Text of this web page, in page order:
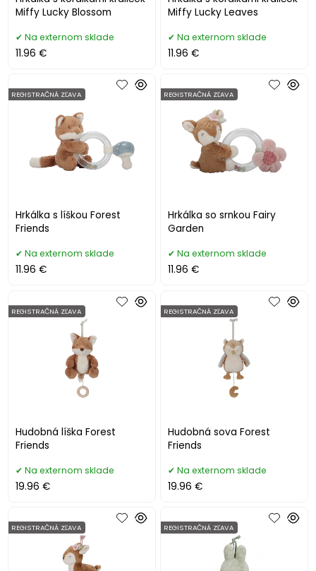
Miffy Lucky Blossom
Na externom sklade
11.96 €
Miffy Lucky Leaves
Na externom sklade
11.96 €
Hrkálka s líškou Forest
Friends
REGISTRAČNÁ ZĽAVA
Na externom sklade
11.96 €
Hrkálka so srnkou Fairy
Garden
REGISTRAČNÁ ZĽAVA
Na externom sklade
11.96 €
Hudobná líška Forest
Friends
REGISTRAČNÁ ZĽAVA
Na externom sklade
19.96 €
Hudobná sova Forest
Friends
REGISTRAČNÁ ZĽAVA
Na externom sklade
19.96 €
REGISTRAČNÁ ZĽAVA REGISTRAČNÁ ZĽAVA